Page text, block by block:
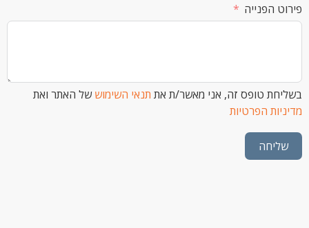
טופס זה, אני מאשר/ת אתתנאי השימוש של האתר ואת
הפרטיות